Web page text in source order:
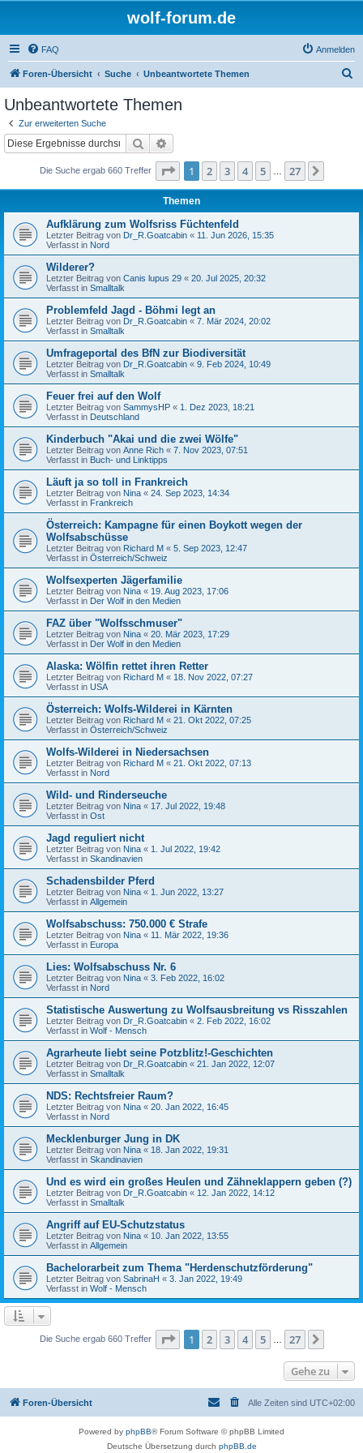
wolf-forum.de
FAQ Anmelden
Foren-Übersicht Suche Unbeantwortete Themen
Unbeantwortete Themen
Zur erweiterten Suche
Suche
Die Suche ergab 660 Treffer Seite 1von 27
1 2 3 4 5 27
Themen
Aufklärung zum Wolfsriss Füchtenfeld
Letzter Beitrag von Dr_R.Goatcabin « 11. Jun 2026, 15:35
Verfasst in Nord
Wilderer?
Letzter Beitrag von Canis lupus 29 « 20. Jul 2025, 20:32
Verfasst in Smalltalk
Problemfeld Jagd - Böhmi legt an
Letzter Beitrag von Dr_R.Goatcabin « 7. Mär 2024, 20:02
Verfasst in Smalltalk
Umfrageportal des BfN zur Biodiversität
Letzter Beitrag von Dr_R.Goatcabin « 9. Feb 2024, 10:49
Verfasst in Smalltalk
Feuer frei auf den Wolf
Letzter Beitrag von SammysHP « 1. Dez 2023, 18:21
Verfasst in Deutschland
Kinderbuch "Akai und die zwei Wölfe"
Letzter Beitrag von Anne Rich « 7. Nov 2023, 07:51
Verfasst in Buch- und Linktipps
Läuft ja so toll in Frankreich
Letzter Beitrag von Nina « 24. Sep 2023, 14:34
Verfasst in Frankreich
Österreich: Kampagne für einen Boykott wegen der
Wolfsabschüsse
Letzter Beitrag von Richard M « 5. Sep 2023, 12:47
Verfasst in Österreich/Schweiz
Wolfsexperten Jägerfamilie
Letzter Beitrag von Nina « 19. Aug 2023, 17:06
Verfasst in Der Wolf in den Medien
FAZ über "Wolfsschmuser"
Letzter Beitrag von Nina « 20. Mär 2023, 17:29
Verfasst in Der Wolf in den Medien
Alaska: Wölfin rettet ihren Retter
Letzter Beitrag von Richard M « 18. Nov 2022, 07:27
Verfasst in USA
Österreich: Wolfs-Wilderei in Kärnten
Letzter Beitrag von Richard M « 21. Okt 2022, 07:25
Verfasst in Österreich/Schweiz
Wolfs-Wilderei in Niedersachsen
Letzter Beitrag von Richard M « 21. Okt 2022, 07:13
Verfasst in Nord
Wild- und Rinderseuche
Letzter Beitrag von Nina « 17. Jul 2022, 19:48
Verfasst in Ost
Jagd reguliert nicht
Letzter Beitrag von Nina « 1. Jul 2022, 19:42
Verfasst in Skandinavien
Schadensbilder Pferd
Letzter Beitrag von Nina « 1. Jun 2022, 13:27
Verfasst in Allgemein
Wolfsabschuss: 750.000 € Strafe
Letzter Beitrag von Nina « 11. Mär 2022, 19:36
Verfasst in Europa
Lies: Wolfsabschuss Nr. 6
Letzter Beitrag von Nina « 3. Feb 2022, 16:02
Verfasst in Nord
Statistische Auswertung zu Wolfsausbreitung vs Risszahlen
Letzter Beitrag von Dr_R.Goatcabin « 2. Feb 2022, 16:02
Verfasst in Wolf - Mensch
Agrarheute liebt seine Potzblitz!-Geschichten
Letzter Beitrag von Dr_R.Goatcabin « 21. Jan 2022, 12:07
Verfasst in Smalltalk
NDS: Rechtsfreier Raum?
Letzter Beitrag von Nina « 20. Jan 2022, 16:45
Verfasst in Nord
Mecklenburger Jung in DK
Letzter Beitrag von Nina « 18. Jan 2022, 19:31
Verfasst in Skandinavien
Und es wird ein großes Heulen und Zähneklappern geben (?)
Letzter Beitrag von Dr_R.Goatcabin « 12. Jan 2022, 14:12
Verfasst in Smalltalk
Angriff auf EU-Schutzstatus
Letzter Beitrag von Nina « 10. Jan 2022, 13:55
Verfasst in Allgemein
Bachelorarbeit zum Thema "Herdenschutzförderung"
Letzter Beitrag von SabrinaH « 3. Jan 2022, 19:49
Verfasst in Wolf - Mensch
Die Suche ergab 660 Treffer Seite 1von 27
1 2 3 4 5 27
Gehe zu
Foren-Übersicht Alle Zeiten sind UTC+02:00
Powered by phpBB® Forum Software © phpBB Limited
Deutsche Übersetzung durch phpBB.de